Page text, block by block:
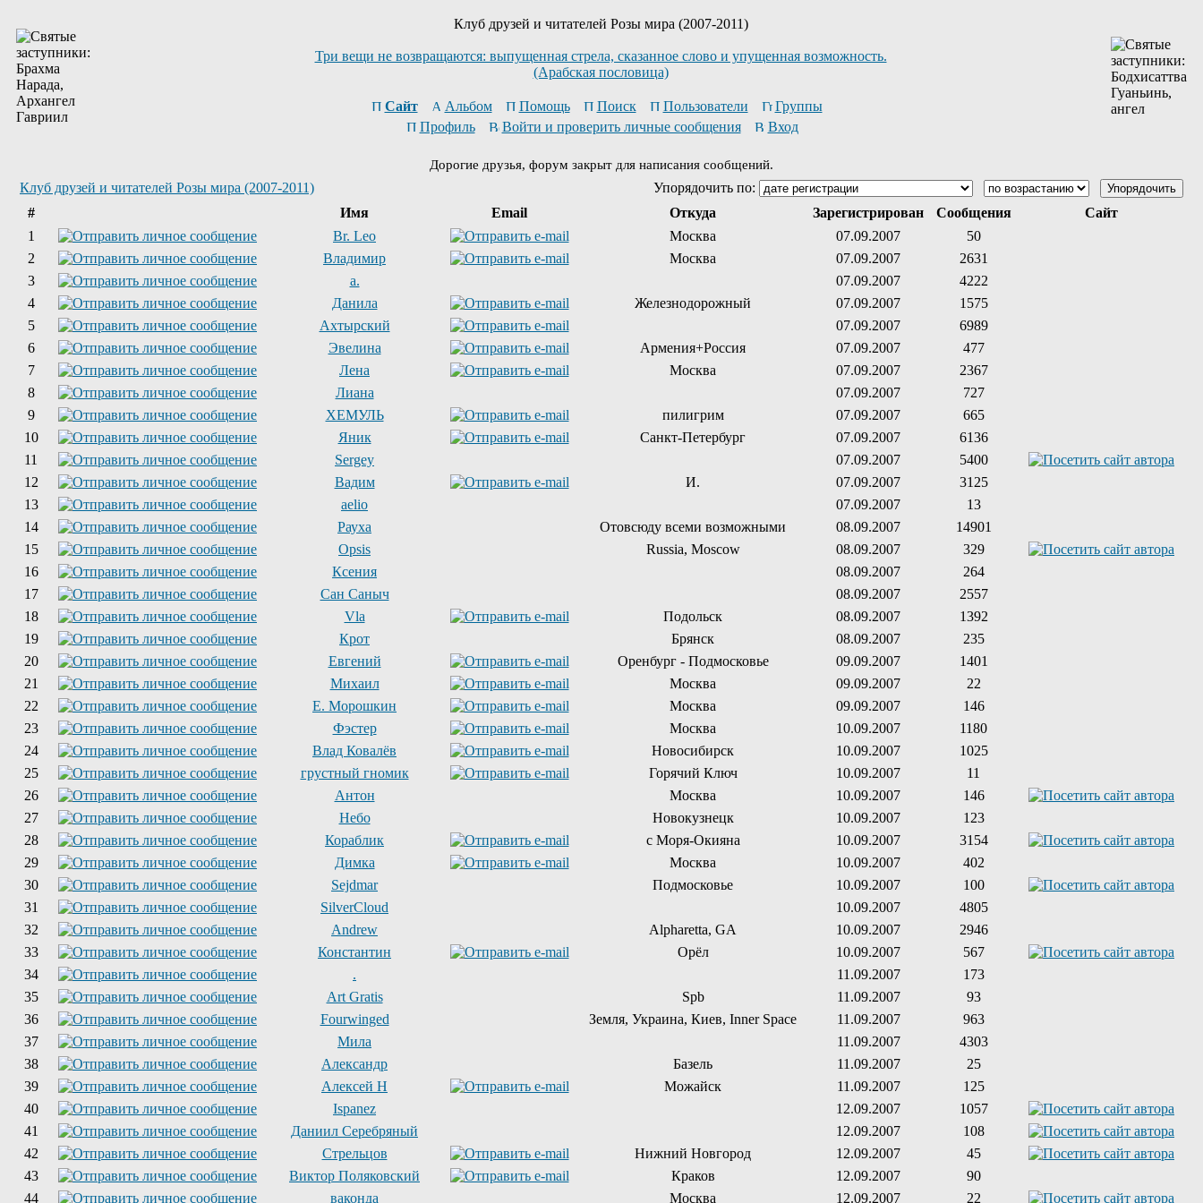
Клуб друзей и читателей Розы мира (2007-2011)
Три вещи не возвращаются: выпущенная стрела, сказанное слово и упущенная возможность.
(Арабская пословица)
Сайт Альбом Помощь Поиск Пользователи
Группы
Профиль
Войти и проверить личные сообщения Вход
Дорогие друзья, форум закрыт для написания сообщений.
Клуб друзей и читателей Розы мира (2007-2011)
Упорядочить по:
#
Имя Email Откуда Зарегистрирован Сообщения
Сайт
1
Br. Leo Москва 07.09.2007
50
2
Владимир Москва 07.09.2007
2631
3
a. 07.09.2007
4222
4
Данила Железнодорожный 07.09.2007
1575
5
Ахтырский 07.09.2007
6989
6
Эвелина Армения+Россия 07.09.2007
477
7
Лена Москва 07.09.2007
2367
8
Лиана 07.09.2007
727
9
ХЕМУЛЬ пилигрим 07.09.2007
665
10
Яник Санкт-Петербург 07.09.2007
6136
11
Sergey 07.09.2007
5400
12
Вадим И. 07.09.2007
3125
13
aelio 07.09.2007
13
14
Рауха Отовсюду всеми возможными 08.09.2007
14901
15
Opsis Russia, Moscow 08.09.2007
329
16
Ксения 08.09.2007
264
17
Сан Саныч 08.09.2007
2557
18
Vla Подольск 08.09.2007
1392
19
Крот Брянск 08.09.2007
235
20
Евгений Оренбург - Подмосковье 09.09.2007
1401
21
Михаил Москва 09.09.2007
22
22
Е. Морошкин Москва 09.09.2007
146
23
Фэстер Москва 10.09.2007
1180
24
Влад Ковалёв Новосибирск 10.09.2007
1025
25
грустный гномик Горячий Ключ 10.09.2007
11
26
Антон Москва 10.09.2007
146
27
Небо Новокузнецк 10.09.2007
123
28
Кораблик с Моря-Окияна 10.09.2007
3154
29
Димка Москва 10.09.2007
402
30
Sejdmar Подмосковье 10.09.2007
100
31
SilverCloud 10.09.2007
4805
32
Andrew Alpharetta, GA 10.09.2007
2946
33
Константин Орёл 10.09.2007
567
34
. 11.09.2007
173
35
Art Gratis Spb 11.09.2007
93
36
Fourwinged Земля, Украина, Киев, Inner Space 11.09.2007
963
37
Мила 11.09.2007
4303
38
Александр Базель 11.09.2007
25
39
Алексей Н Можайск 11.09.2007
125
40
Ispanez 12.09.2007
1057
41
Даниил Серебряный 12.09.2007
108
42
Стрельцов Нижний Новгород 12.09.2007
45
43
Виктор Поляковский Краков 12.09.2007
90
44
ваконда Москва 12.09.2007 22